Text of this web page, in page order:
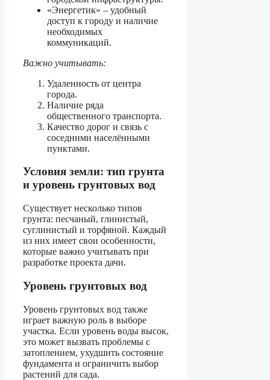
«Энергетик» – удобный
доступ к городу и наличие
необходимых
коммуникаций.
Важно учитывать:
Удаленность от центра
города.
Наличие ряда
общественного транспорта.
Качество дорог и связь с
соседними населёнными
пунктами.
Условия земли: тип грунта
и уровень грунтовых вод
Существует несколько типов
грунта: песчаный, глинистый,
суглинистый и торфяной. Каждый
из них имеет свои особенности,
которые важно учитывать при
разработке проекта дачи.
Уровень грунтовых вод
Уровень грунтовых вод также
играет важную роль в выборе
участка. Если уровень воды высок,
это может вызвать проблемы с
затоплением, ухудшить состояние
фундамента и ограничить выбор
растений для сада.